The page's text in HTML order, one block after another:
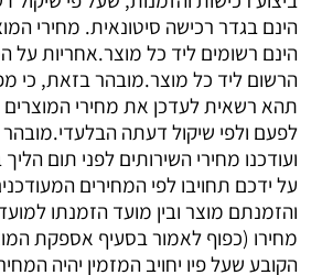
הינם בגדר רכישה סיטונאית. מחירי
הינם רשומים ליד כל מוצר.אחריות על
הרשום ליד כל מוצר.מובהר בזאת, כי
תהא רשאית לעדכן את מחירי
לפעם ולפי שיקול דעתה
ועודכנו מחירי השירותים לפני תום
על ידכם תחויבו לפי המחירים
והזמנתם מוצר ובין מועד הזמנתו
מחירו (כפוף לאמור בסעיף אספקת
הקובע שעל פיו יחויב המזמין יהיה